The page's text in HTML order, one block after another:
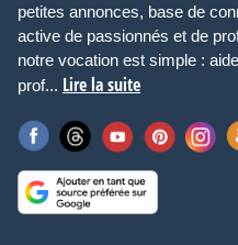
petites annonces, base de
active de passionnés et de
notre vocation est simple :
prof... Lire la suite